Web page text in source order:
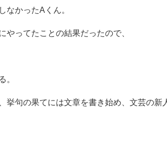
なかったAくん。
ってたことの結果だったので、
。
句の果てには文章を書き始め、文芸の新